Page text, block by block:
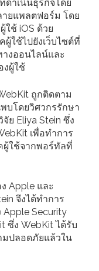
ดำเนินธุรกิจโดย
ยแพลตฟอร์ม โดย
ใช้ iOS ด้วย
ใช้ไปยังเว็บไซต์ที่
งออนไลน์และ
งผู้ใช้
ถูกติดตาม
บโดยวิศวกรรักษา
ย Eliya Stein ซึ่ง
เพื่อทำการ
ผู้ใช้จากพอร์ทัลที่
Apple และ
จึงได้ทำการ
Security
ซึ่ง WebKit ได้รับ
ปลอดภัยแล้วใน